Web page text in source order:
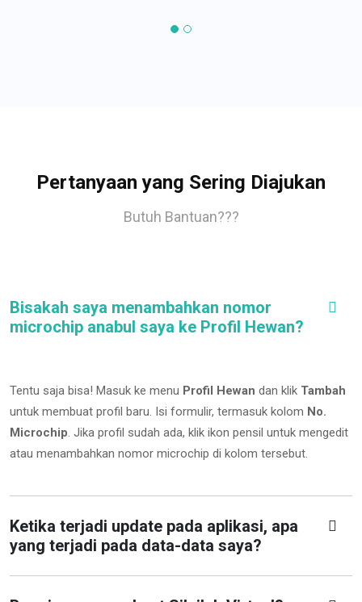
Pertanyaan yang Sering Diajukan
Butuh Bantuan???
Bisakah saya menambahkan nomor
microchip anabul saya ke Profil Hewan?
Tentu saja bisa! Masuk ke menu Profil Hewan dan klik Tambah
untuk membuat profil baru. Isi formulir, termasuk kolom No.
Microchip. Jika profil sudah ada, klik ikon pensil untuk mengedit
atau menambahkan nomor microchip di kolom tersebut.
Ketika terjadi update pada aplikasi, apa
yang terjadi pada data-data saya?